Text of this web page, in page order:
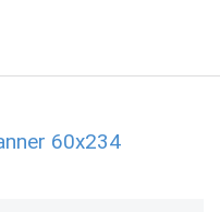
60x234